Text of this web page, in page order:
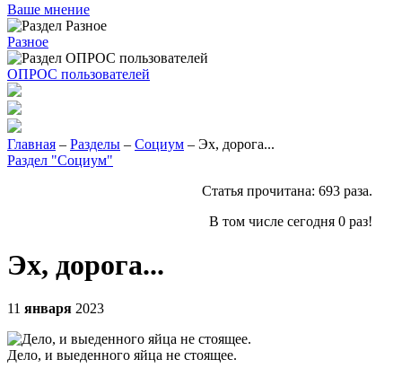
Ваше мнение
Разное
ОПРОС пользователей
Главная – Разделы – Социум – Эх, дорога...
Раздел "Социум"
Статья прочитана: 693 раза.
В том числе сегодня 0 раз!
Эх, дорога...
11 января 2023
Дело, и выеденного яйца не стоящее.